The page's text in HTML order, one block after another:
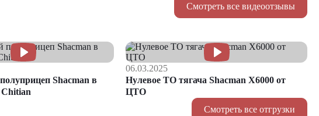
Смотреть все видеоотзывы
Shacman в
Chitian
06.03.2025
Нулевое ТО тягача Shacman Х6000 от
ЦТО
Смотреть все отгрузки